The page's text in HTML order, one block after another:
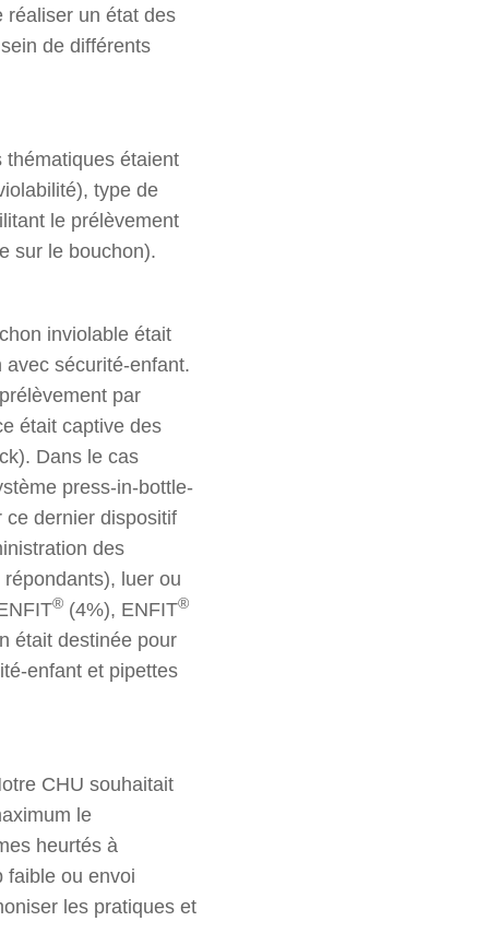
réaliser un état des
de différents
thématiques étaient
type de
le prélèvement
sur le bouchon).
inviolable était
sécurité-enfant.
par
était captive des
Dans le cas
press-in-bottle-
ce dernier dispositif
des
luer ou
® (4%), ENFIT®
était destinée pour
enfant et pipettes
CHU souhaitait
le
heurtés à
faible ou envoi
les pratiques et